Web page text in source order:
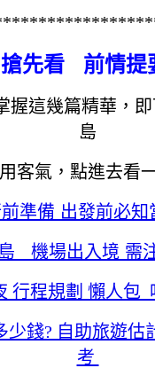
搶先看 前情提
握這幾篇精華，
島
客氣，點進去看
準備 出發前必知
機場出入境 需
行程規劃 懶人包
少錢? 自助旅遊估
考